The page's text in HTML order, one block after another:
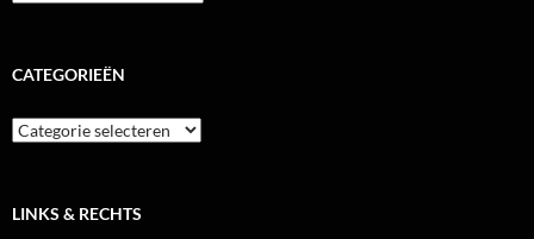
CATEGORIEËN
Categorieën
LINKS & RECHTS